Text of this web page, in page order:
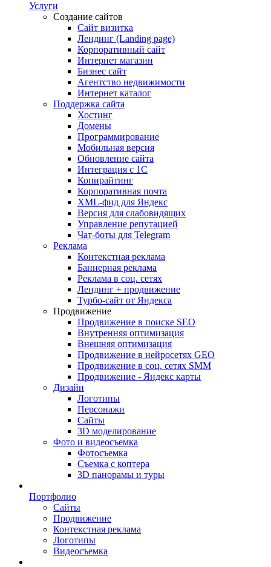
Услуги
Создание сайтов
Сайт визитка
Лендинг (Landing page)
Корпоративный сайт
Интернет магазин
Бизнес сайт
Агентство недвижимости
Интернет каталог
Поддержка сайта
Хостинг
Домены
Программирование
Мобильная версия
Обновление сайта
Интеграция с 1С
Копирайтинг
Корпоративная почта
XML-фид для Яндекс
Версия для слабовидящих
Управление репутацией
Чат-боты для Telegram
Реклама
Контекстная реклама
Баннерная реклама
Реклама в соц. сетях
Лендинг + продвижение
Турбо-сайт от Яндекса
Продвижение
Продвижение в поиске SEO
Внутренняя оптимизация
Внешняя оптимизация
Продвижение в нейросетях GEO
Продвижение в соц. сетях SMM
Продвижение - Яндекс карты
Дизайн
Логотипы
Персонажи
Сайты
3D моделирование
Фото и видеосъемка
Фотосъемка
Съемка с коптера
3D панорамы и туры
Портфолио
Сайты
Продвижение
Контекстная реклама
Логотипы
Видеосъемка